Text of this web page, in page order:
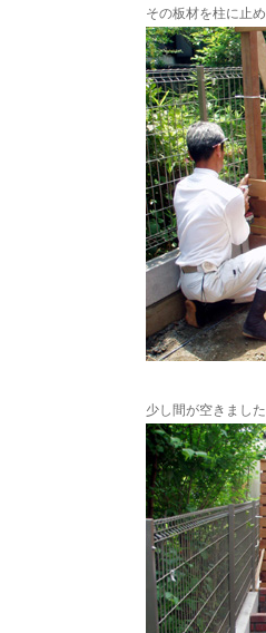
その板材を柱に止
少し間が空きまし